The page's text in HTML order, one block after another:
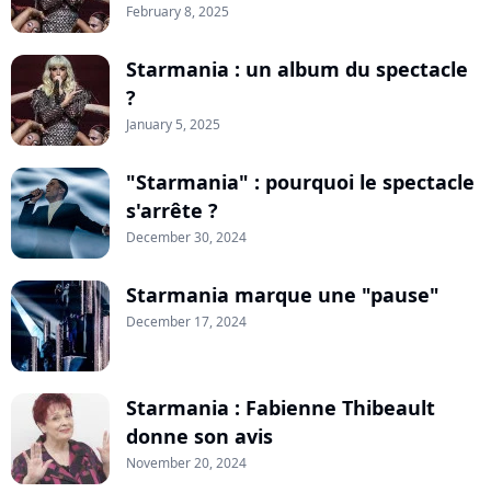
February 8, 2025
Starmania : un album du spectacle
?
January 5, 2025
"Starmania" : pourquoi le spectacle
s'arrête ?
December 30, 2024
Starmania marque une "pause"
December 17, 2024
Starmania : Fabienne Thibeault
donne son avis
November 20, 2024